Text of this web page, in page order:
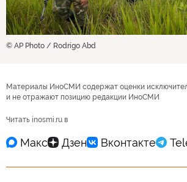
© AP Photo / Rodrigo Abd
Материалы ИноСМИ содержат оценки
и не отражают позицию редакции ИноСМИ
Читать inosmi.ru в